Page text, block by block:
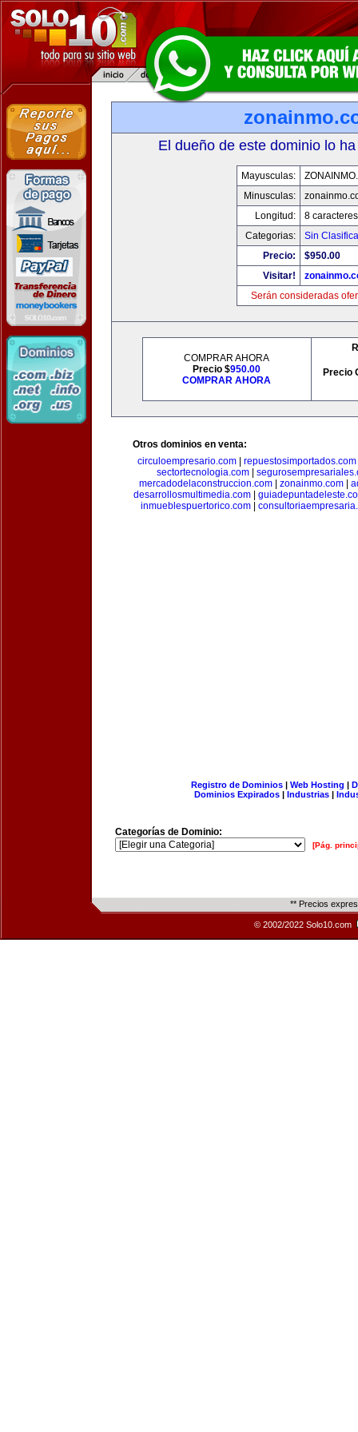
El dueño de este dominio lo
Mayusculas:
Minusculas:
Longitud:
8 caracteres
Categorias:
Sin
Precio:
$950.00
Visitar!
Serán consideradas
COMPRAR AHORA
Precio $950.00
COMPRAR AHORA
Precio
Otros dominios en venta:
circuloempresario.com| repuestosimportados.com
sectortecnologia.com
mercadodelaconstruccion.com
zonainmo.com
desarrollosmultimedia.com
inmueblespuertorico.com
Registro de Dominios| Web Hosting |
Dominios Expirados | Industrias |
Categorías de Dominio:
[Pág.
** Precios
© 2002/2022 Solo10.com